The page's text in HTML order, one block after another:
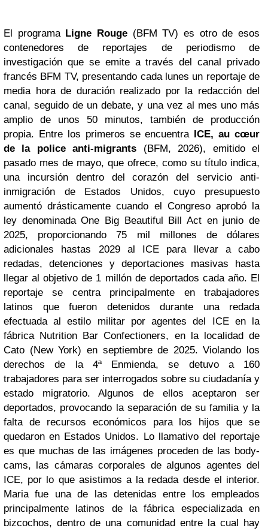
El programa Ligne Rouge (BFM TV) es otro de esos
contenedores de reportajes de periodismo de
investigación que se emite a través del canal privado
francés BFM TV, presentando cada lunes un reportaje de
media hora de duración realizado por la redacción del
canal, seguido de un debate, y una vez al mes uno más
amplio de unos 50 minutos, también de producción
propia. Entre los primeros se encuentra
ICE, au cœur
de la police anti-migrants (BFM, 2026), emitido el
pasado mes de mayo, que ofrece, como su título indica,
una incursión dentro del corazón del servicio anti-
inmigración de Estados Unidos, cuyo presupuesto
aumentó drásticamente cuando el Congreso aprobó la
ley denominada One Big Beautiful Bill Act en junio de
2025, proporcionando 75 mil millones de dólares
adicionales hastas 2029 al ICE para llevar a cabo
redadas, detenciones y deportaciones masivas hasta
llegar al objetivo de 1 millón de deportados cada año. El
reportaje se centra principalmente en trabajadores
latinos que fueron detenidos durante una redada
efectuada al estilo militar por agentes del ICE en la
fábrica Nutrition Bar Confectioners, en la localidad de
Cato (New York) en septiembre de 2025. Violando los
derechos de la 4ª Enmienda, se detuvo a 160
trabajadores para ser interrogados sobre su ciudadanía y
estado migratorio. Algunos de ellos aceptaron ser
deportados, provocando la separación de su familia y la
falta de recursos económicos para los hijos que se
quedaron en Estados Unidos. Lo llamativo del reportaje
es que muchas de las imágenes proceden de las body-
cams, las cámaras corporales de algunos agentes del
ICE, por lo que asistimos a la redada desde el interior.
Maria fue una de las detenidas entre los empleados
principalmente latinos de la fábrica especializada en
bizcochos, dentro de una comunidad entre la cual hay